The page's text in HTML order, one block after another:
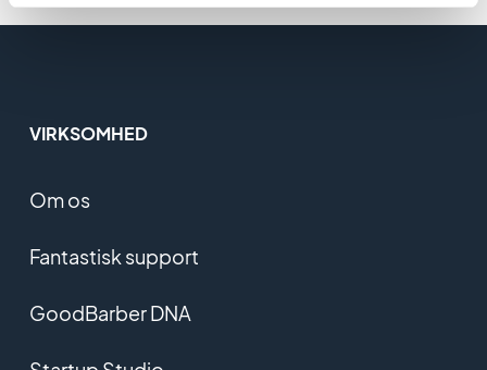
VIRKSOMHED
Om os
Fantastisk support
GoodBarber DNA